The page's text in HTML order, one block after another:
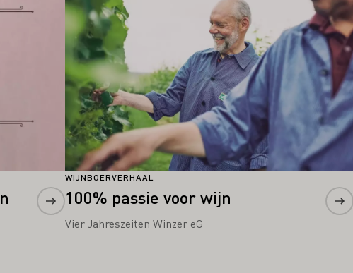
WIJNBOERVERHAAL
100% passie voor wijn
Vier Jahreszeiten Winzer eG